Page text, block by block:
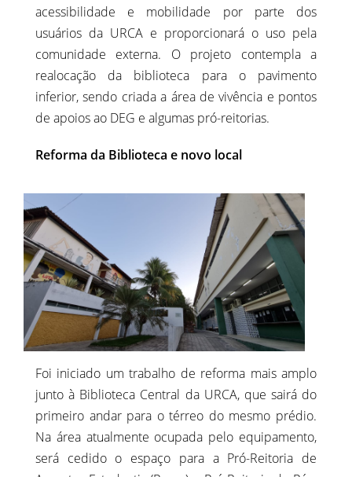
acessibilidade e mobilidade por parte dos
usuários da URCA e proporcionará o uso pela
comunidade externa. O projeto contempla a
realocação da biblioteca para o pavimento
inferior, sendo criada a área de vivência e pontos
de apoios ao DEG e algumas pró-reitorias.
Reforma da Biblioteca e novo local
Foi iniciado um trabalho de reforma mais amplo
junto à Biblioteca Central da URCA, que sairá do
primeiro andar para o térreo do mesmo prédio.
Na área atualmente ocupada pelo equipamento,
será cedido o espaço para a Pró-Reitoria de